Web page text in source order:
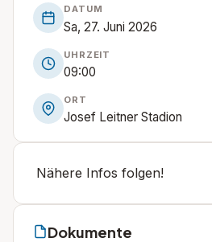
DATUM
Sa, 27. Juni 2026
UHRZEIT
09:00
ORT
Josef Leitner Stadion
Nähere Infos folgen!
Dokumente